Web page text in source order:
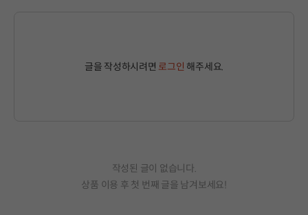
글을 작성하시려면 로그인 해주세요.
작성된 글이 없습니다.
상품 이용 후 첫 번째 글을 남겨보세요!